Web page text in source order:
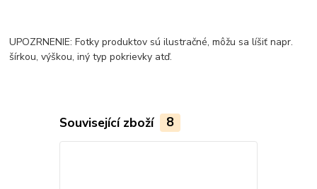
UPOZRNENIE: Fotky produktov sú ilustračné, môžu sa líšiť napr.
šírkou, výškou, iný typ pokrievky atď.
Související zboží 8